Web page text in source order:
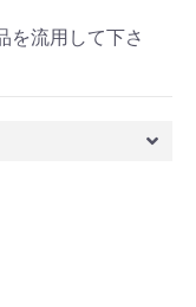
を流用して下さ